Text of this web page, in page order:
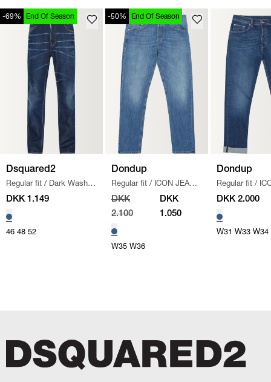
-69% End Of Season
Dsquared2
Regular fit / Dark Wash
Jeans / DENIM
DKK 1.149
46 48 52
-50% End Of Season
Dondup
Regular fit / ICON JEANS
/ DENIM
DKK
2.100
DKK
1.050
W35 W36
Dondup
Regular fit /
/ DENIM
DKK 2.000
W31 W33 W34